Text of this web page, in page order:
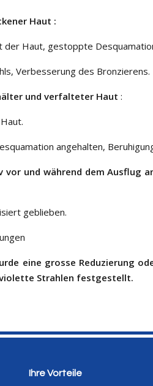
Haut :
der Haut, gestoppte
Verbesserung des Bronzierens.
und verfalteter Haut :
angehalten,
vor und während dem Ausflug
geblieben.
eine grosse Reduzierung
Strahlen festgestellt.
Ihre Vorteile